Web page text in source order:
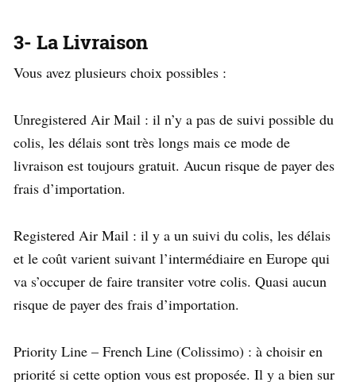
3- La Livraison
Vous avez plusieurs choix possibles :
Unregistered Air Mail : il n’y a pas de suivi possible du
colis, les délais sont très longs mais ce mode de
livraison est toujours gratuit. Aucun risque de payer des
frais d’importation.
Registered Air Mail : il y a un suivi du colis, les délais
et le coût varient suivant l’intermédiaire en Europe qui
va s’occuper de faire transiter votre colis. Quasi aucun
risque de payer des frais d’importation.
Priority Line – French Line (Colissimo) : à choisir en
priorité si cette option vous est proposée. Il y a bien sur